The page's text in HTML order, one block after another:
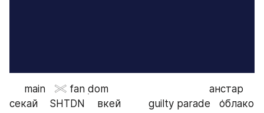
ㅤㅤㅤ     main   𓏵 fan ࣭dom  ᅠ ᅠ ᅠ ᅠ ᅠ ᅠ        анстар
секай    SHTDNᅠ вкейᅠ ᅠ  guilty parade   ݁облако